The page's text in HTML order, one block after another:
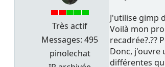
Très actif
Messages: 495
pinolechat
J'utilise gimp
Voilà mon
recadrée?.??
Donc, j'ouvre
différentes